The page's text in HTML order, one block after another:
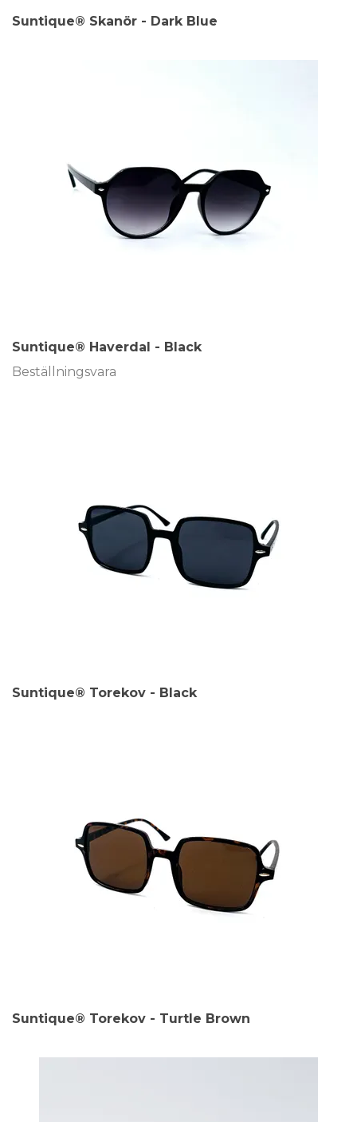
Suntique® Skanör - Dark Blue
Suntique® Haverdal - Black
Beställningsvara
Suntique® Torekov - Black
Suntique® Torekov - Turtle Brown